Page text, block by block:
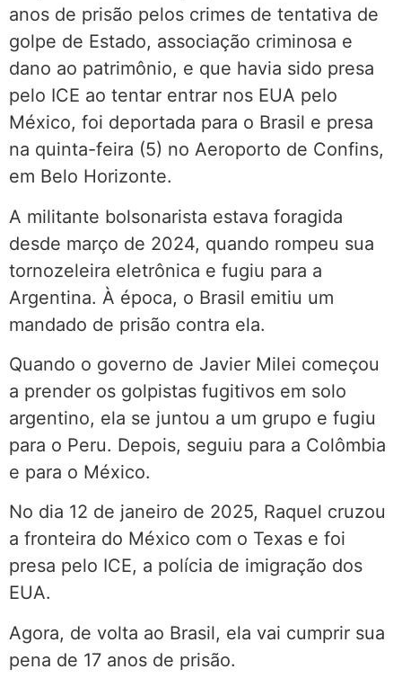
anos de prisão pelos crimes de tentativa de
golpe de Estado, associação criminosa e
dano ao patrimônio, e que havia sido presa
pelo ICE ao tentar entrar nos EUA pelo
México, foi deportada para o Brasil e presa
na quinta-feira (5) no Aeroporto de Confins,
em Belo Horizonte.
A militante bolsonarista estava foragida
desde março de 2024, quando rompeu sua
tornozeleira eletrônica e fugiu para a
Argentina. À época, o Brasil emitiu um
mandado de prisão contra ela.
Quando o governo de Javier Milei começou
a prender os golpistas fugitivos em solo
argentino, ela se juntou a um grupo e fugiu
para o Peru. Depois, seguiu para a Colômbia
e para o México.
No dia 12 de janeiro de 2025, Raquel cruzou
a fronteira do México com o Texas e foi
presa pelo ICE, a polícia de imigração dos
EUA.
Agora, de volta ao Brasil, ela vai cumprir sua
pena de 17 anos de prisão.